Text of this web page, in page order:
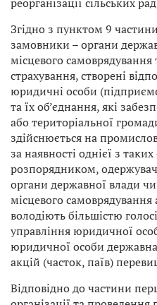
Згідно з пунктом 9
замовники – органи
місцевого самоврядування
страхування, створені
юридичні особи
та їх об’єднання, які
або територіальної
здійснюється на
за наявності однієї з
розпорядником,
органи державної влади
місцевого
володіють більшістю
управління юридичної
юридичної особи
акцій (часток, паїв)
Відповідно до частини